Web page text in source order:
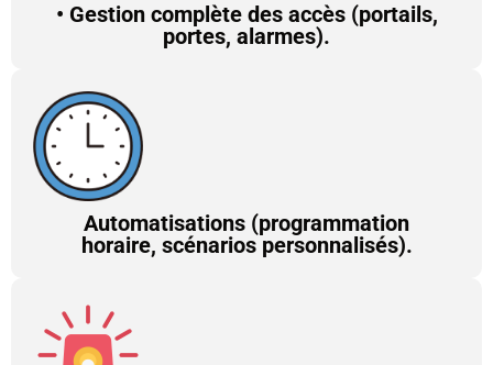
• Gestion complète des accès (portails,
portes, alarmes).
Automatisations (programmation
horaire, scénarios personnalisés).